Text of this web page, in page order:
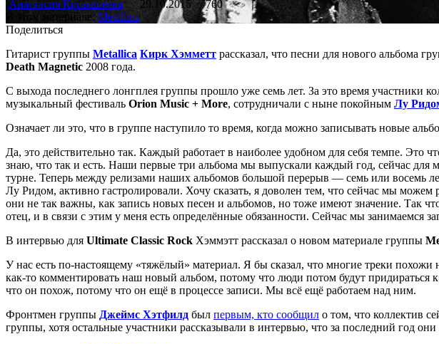
Анастасия Кривашеева 29.10.2015
760
В этом материале:Metallica
Поделиться
Гитарист группы Metallica Кирк Хэмметт рассказал, что песни для нового альбома
Death Magnetic 2008 года.
С выхода последнего лонгплея группы прошло уже семь лет. За это время участники
музыкальный фестиваль Orion Music + More, сотрудничали с ныне покойным Лу
Означает ли это, что в группе наступило то время, когда можно записывать новые
Да, это действительно так. Каждый работает в наиболее удобном для себя темпе. Это
знаю, что так и есть. Наши первые три альбома мы выпускали каждый год, сейчас
турне. Теперь между релизами наших альбомов большой перерыв — семь или
Лу Ридом, активно гастролировали. Хочу сказать, я доволен тем, что сейчас мы
они не так важны, как запись новых песен и альбомов, но тоже имеют значение. Так
отец, и в связи с этим у меня есть определённые обязанности. Сейчас мы занимаемся
В интервью для Ultimate Classic Rock Хэммэтт рассказал о новом материале группы
У нас есть по-настоящему «тяжёлый» материал. Я бы сказал, что многие треки похожи
как-то комментировать наш новый альбом, потому что люди потом будут придираться
что он похож, потому что он ещё в процессе записи. Мы всё ещё работаем над ним.
Фронтмен группы Джеймс Хэтфилд был первым, кто сообщил о том, что коллектив
группы, хотя остальные участники рассказывали в интервью, что за последний год